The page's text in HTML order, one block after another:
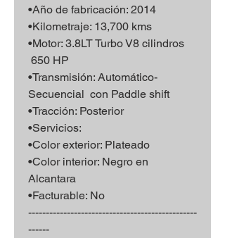
•Año de fabricación: 2014
•Kilometraje: 13,700 kms
•Motor: 3.8LT Turbo V8 cilindros
650 HP
•Transmisión: Automático-
Secuencial con Paddle shift
•Tracción: Posterior
•Servicios:
•Color exterior: Plateado
•Color interior: Negro en
Alcantara
•Facturable: No
------------------------------------------------
------